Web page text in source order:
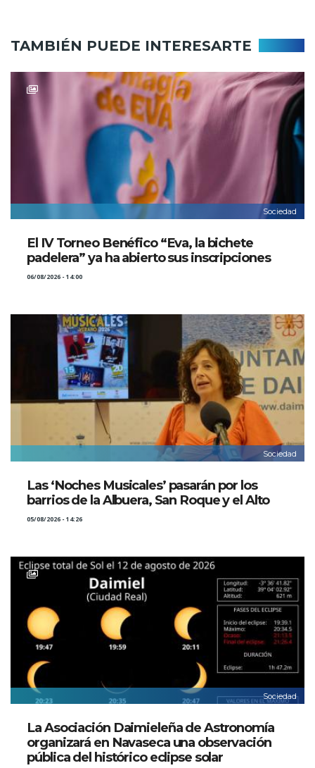
TAMBIÉN PUEDE INTERESARTE
Sociedad
El IV Torneo Benéfico “Eva, la bichete
padelera” ya ha abierto sus inscripciones
06/08/2026 - 14:00
Sociedad
Las ‘Noches Musicales’ pasarán por los
barrios de la Albuera, San Roque y el Alto
05/08/2026 - 14:26
Sociedad
La Asociación Daimieleña de Astronomía
organizará en Navaseca una observación
pública del histórico eclipse solar